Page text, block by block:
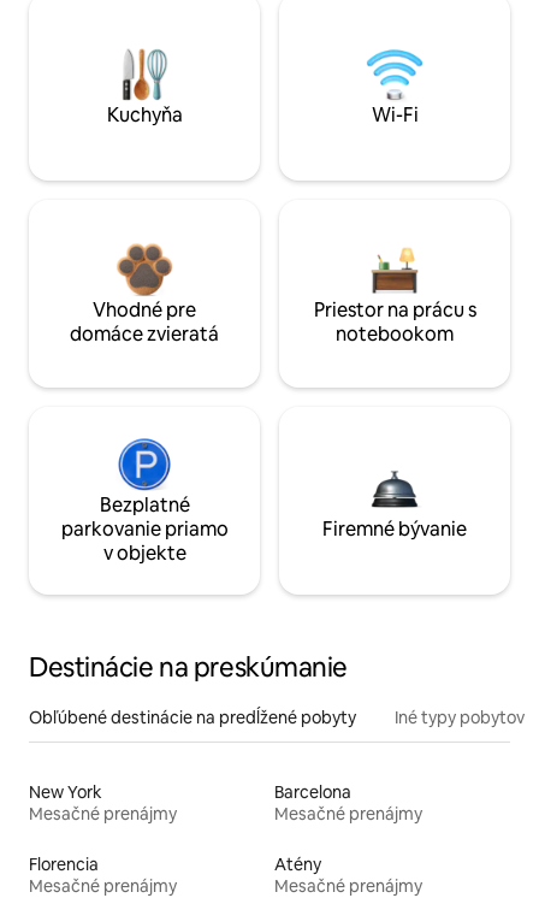
Kuchyňa Wi-Fi
Vhodné pre
domáce zvieratá
Priestor na prácu s
notebookom
Bezplatné
parkovanie priamo
v objekte
Firemné bývanie
Destinácie na preskúmanie
Obľúbené destinácie na predĺžené pobyty Iné typy pobytov
New York
Mesačné prenájmy
Barcelona
Mesačné prenájmy
Florencia
Mesačné prenájmy
Atény
Mesačné prenájmy